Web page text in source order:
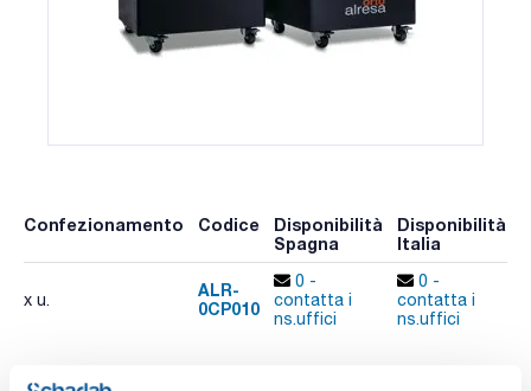
Confezionamento Codice
Disponibilità
Spagna
Disponibilità
Italia
x u.
ALR-
0CP010
0 -
contatta i
ns.uffici
0 -
contatta i
ns.uffici